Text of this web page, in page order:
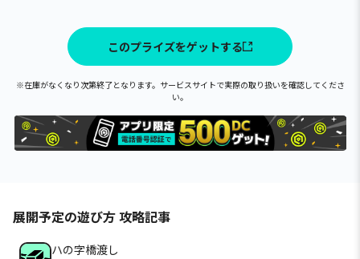
このプライズをゲットする
※在庫がなくなり次第終了となります。サービスサイトで実際の取り扱いを確認してくださ
い。
展開予定の遊び方 攻略記事
ハの字橋渡し